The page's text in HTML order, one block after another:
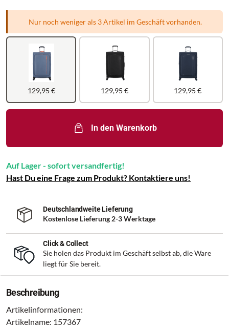
Nur noch weniger als 3 Artikel im Geschäft vorhanden.
129,95 € 129,95 € 129,95 €
In den Warenkorb
Auf Lager - sofort versandfertig!
Hast Du eine Frage zum Produkt? Kontaktiere uns!
Deutschlandweite Lieferung
Kostenlose Lieferung 2-3 Werktage
Click & Collect
Sie holen das Produkt im Geschäft selbst ab, die Ware
liegt für Sie bereit.
Beschreibung
Artikelinformationen:
Artikelname: 157367